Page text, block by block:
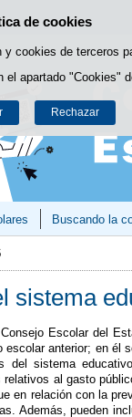
de cookies
cookies de terceros
el apartado "Cookies"
Rechazar
Saltar al contenido
Buscando la
sistema
Escolar del
escolar anterior; en él
del sistema
al gasto
en relación con la
Además, pueden